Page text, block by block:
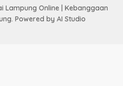
Lampung Online | Kebanggaan
Powered by AI Studio